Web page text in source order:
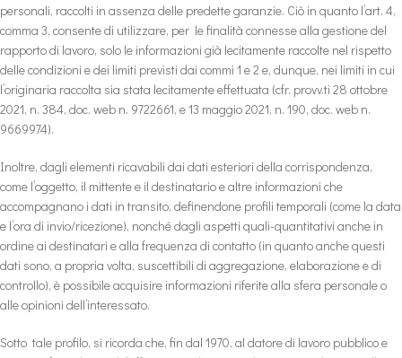
personali, raccolti in assenza delle predette garanzie. Ciò in quanto l’art. 4,
comma 3, consente di utilizzare, per le finalità connesse alla gestione del
rapporto di lavoro, solo le informazioni già lecitamente raccolte nel rispetto
delle condizioni e dei limiti previsti dai commi 1 e 2 e, dunque, nei limiti in cui
l’originaria raccolta sia stata lecitamente effettuata (cfr. provv.ti 28 ottobre
2021, n. 384, doc. web n. 9722661, e 13 maggio 2021, n. 190, doc. web n.
9669974).
Inoltre, dagli elementi ricavabili dai dati esteriori della corrispondenza,
come l’oggetto, il mittente e il destinatario e altre informazioni che
accompagnano i dati in transito, definendone profili temporali (come la data
e l’ora di invio/ricezione), nonché dagli aspetti quali-quantitativi anche in
ordine ai destinatari e alla frequenza di contatto (in quanto anche questi
dati sono, a propria volta, suscettibili di aggregazione, elaborazione e di
controllo), è possibile acquisire informazioni riferite alla sfera personale o
alle opinioni dell’interessato.
Sotto tale profilo, si ricorda che, fin dal 1970, al datore di lavoro pubblico e